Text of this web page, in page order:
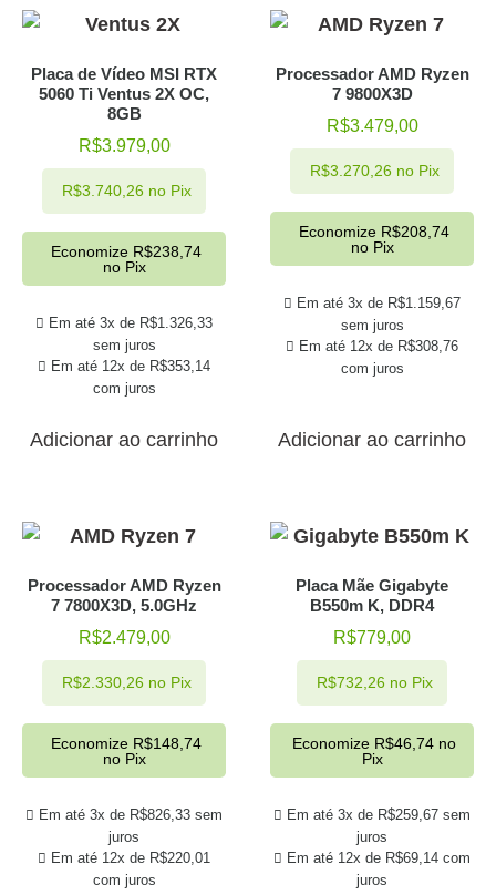
Placa de Vídeo MSI RTX
5060 Ti Ventus 2X OC,
8GB
R$3.979,00
Em até 3x de R$1.326,33
sem juros
Em até 12x de R$353,14
com juros
R$3.740,26 no Pix
Economize R$238,74
no Pix
Adicionar ao carrinho
Processador AMD Ryzen
7 9800X3D
R$3.479,00
Em até 3x de R$1.159,67
sem juros
Em até 12x de R$308,76
com juros
R$3.270,26 no Pix
Economize R$208,74
no Pix
Adicionar ao carrinho
Processador AMD Ryzen
7 7800X3D, 5.0GHz
R$2.479,00
Em até 3x de R$826,33 sem
juros
Em até 12x de R$220,01
com juros
R$2.330,26 no Pix
Economize R$148,74
no Pix
Placa Mãe Gigabyte
B550m K, DDR4
R$779,00
Em até 3x de R$259,67 sem
juros
Em até 12x de R$69,14 com
juros
R$732,26 no Pix
Economize R$46,74 no
Pix